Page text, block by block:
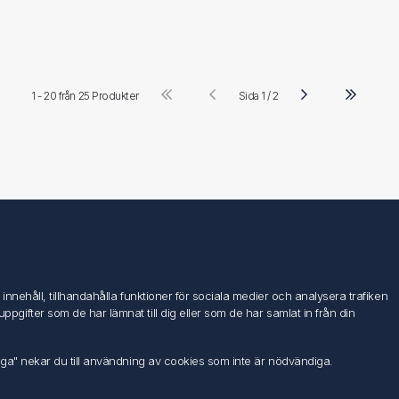
1 - 20 från 25 Produkter Sida 1 / 2
tillhandahålla funktioner för sociala medier och analysera trafiken
som de har lämnat till dig eller som de har samlat in från din
nekar du till användning av cookies som inte är nödvändiga.